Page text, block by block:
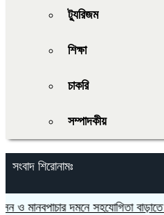
ট্যুরিজম
শিক্ষা
চাকরি
সম্পাদকীয়
সংবাদ শিরোনামঃ
দমনে সহযোগিতা বাড়াতে